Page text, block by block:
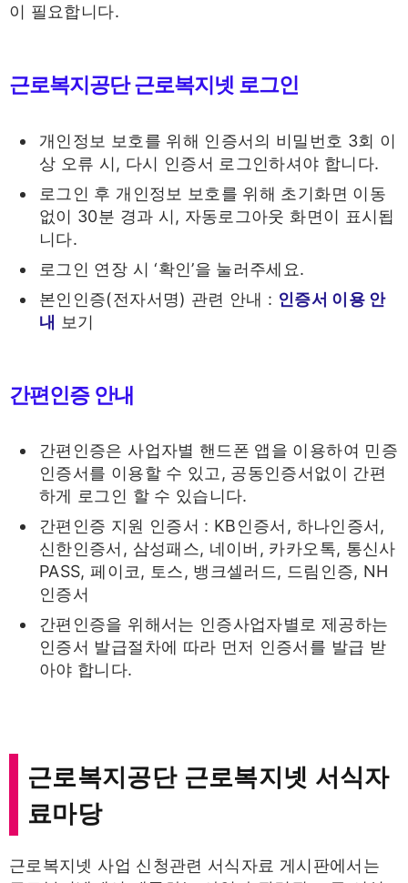
이 필요합니다.
근로복지공단 근로복지넷 로그인
개인정보 보호를 위해 인증서의 비밀번호 3회 이
상 오류 시, 다시 인증서 로그인하셔야 합니다.
로그인 후 개인정보 보호를 위해 초기화면 이동
없이 30분 경과 시, 자동로그아웃 화면이 표시됩
니다.
로그인 연장 시 ‘확인’을 눌러주세요.
본인인증(전자서명) 관련 안내 : 인증서 이용 안
내 보기
간편인증 안내
간편인증은 사업자별 핸드폰 앱을 이용하여 민증
인증서를 이용할 수 있고, 공동인증서없이 간편
하게 로그인 할 수 있습니다.
간편인증 지원 인증서 : KB인증서, 하나인증서,
신한인증서, 삼성패스, 네이버, 카카오톡, 통신사
PASS, 페이코, 토스, 뱅크셀러드, 드림인증, NH
인증서
간편인증을 위해서는 인증사업자별로 제공하는
인증서 발급절차에 따라 먼저 인증서를 발급 받
아야 합니다.
근로복지공단 근로복지넷 서식자
료마당
근로복지넷 사업 신청관련 서식자료 게시판에서는